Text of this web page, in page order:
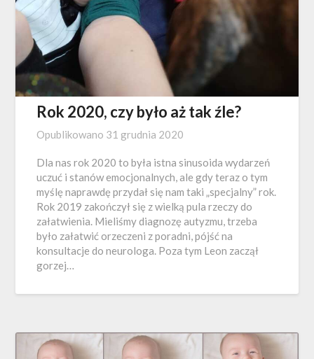
Rok 2020, czy było aż tak źle?
Opublikowano 31 grudnia 2020
Dla nas rok 2020 to była istna sinusoida wydarzeń
uczuć i stanów emocjonalnych, ale gdy teraz o tym
myślę naprawdę przydał się nam taki „specjalny” rok.
Rok 2019 zakończył się z wielką pula rzeczy do
załatwienia. Mieliśmy diagnozę autyzmu, trzeba
było załatwić orzeczeni z poradni, pójść na
konsultacje do neurologa. Poza tym Leon zaczął
gorzej…